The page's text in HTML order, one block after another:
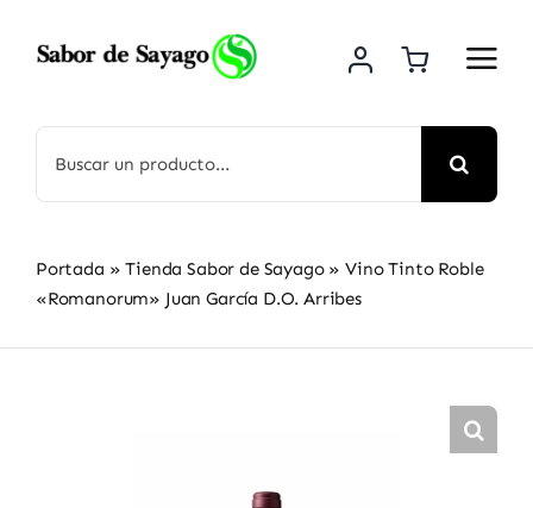
Portada »Tienda Sabor de Sayago»Vino Tinto Roble
«Romanorum» Juan García D.O. Arribes